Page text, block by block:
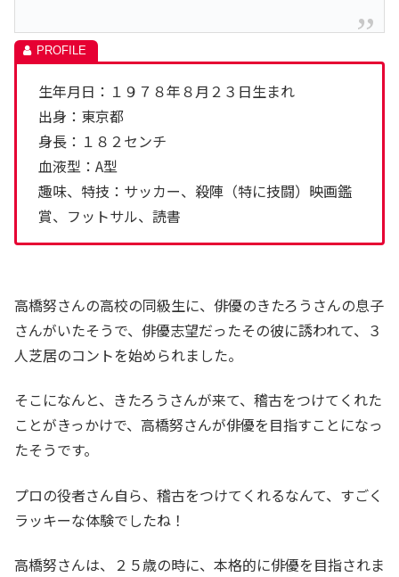
生年月日：１９７８年８月２３日生まれ
出身：東京都
身長：１８２センチ
血液型：A型
趣味、特技：サッカー、殺陣（特に技闘）映画鑑
賞、フットサル、読書
高橋努さんの高校の同級生に、俳優のきたろうさんの息子
さんがいたそうで、俳優志望だったその彼に誘われて、３
人芝居のコントを始められました。
そこになんと、きたろうさんが来て、稽古をつけてくれた
ことがきっかけで、高橋努さんが俳優を目指すことになっ
たそうです。
プロの役者さん自ら、稽古をつけてくれるなんて、すごく
ラッキーな体験でしたね！
高橋努さんは、２５歳の時に、本格的に俳優を目指されま